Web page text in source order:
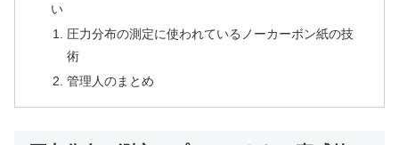
い
圧力分布の測定に使われているノーカーボン紙の技
術
管理人のまとめ